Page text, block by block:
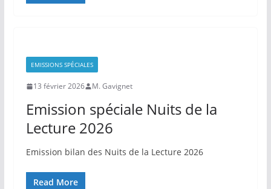
EMISSIONS SPÉCIALES
13 février 2026 M. Gavignet
Emission spéciale Nuits de la
Lecture 2026
Emission bilan des Nuits de la Lecture 2026
Read More